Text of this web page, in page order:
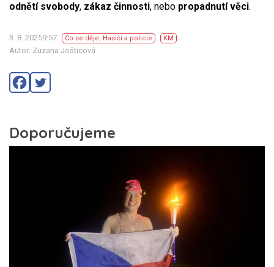
odnětí svobody, zákaz činnosti, nebo propadnutí věci.
3. 8. 20259:57 Co se děje, Hasiči a policie KM
Autor: Zuzana Jošticová